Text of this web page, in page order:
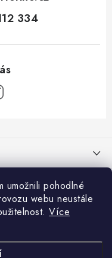
umožnili pohodlné
webu neustále
Více
334